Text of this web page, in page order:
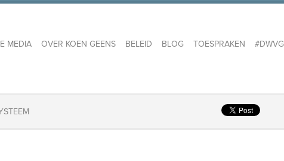
MEDIA OVER KOEN GEENS BELEID BLOG TOESPRAKEN #DWVG